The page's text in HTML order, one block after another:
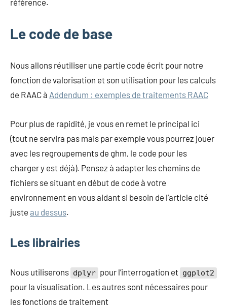
Le code de base
Nous allons réutiliser une partie code écrit pour notre
fonction de valorisation et son utilisation pour les calculs
de RAAC à Addendum : exemples de traitements RAAC
Pour plus de rapidité, je vous en remet le principal ici
(tout ne servira pas mais par exemple vous pourrez jouer
avec les regroupements de ghm, le code pour les
charger y est déjà). Pensez à adapter les chemins de
fichiers se situant en début de code à votre
environnement en vous aidant si besoin de l’article cité
juste au dessus.
Les librairies
Nous utiliserons dplyr pour l’interrogation et ggplot2
pour la visualisation. Les autres sont nécessaires pour
les fonctions de traitement